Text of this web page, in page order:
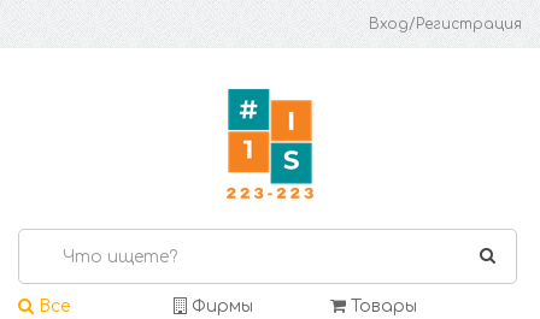
Вход/Регистрация
Все Фирмы
Товары